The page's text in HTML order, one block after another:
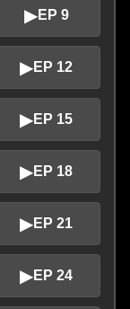
▶EP 9
▶EP 12
▶EP 15
▶EP 18
▶EP 21
▶EP 24